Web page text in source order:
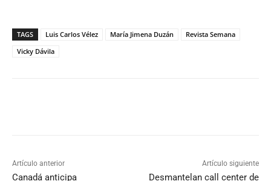
TAGS Luis Carlos Vélez María Jimena Duzán
Revista Semana
Vicky Dávila
Artículo anterior
Canadá anticipa
Artículo siguiente
Desmantelan call center de